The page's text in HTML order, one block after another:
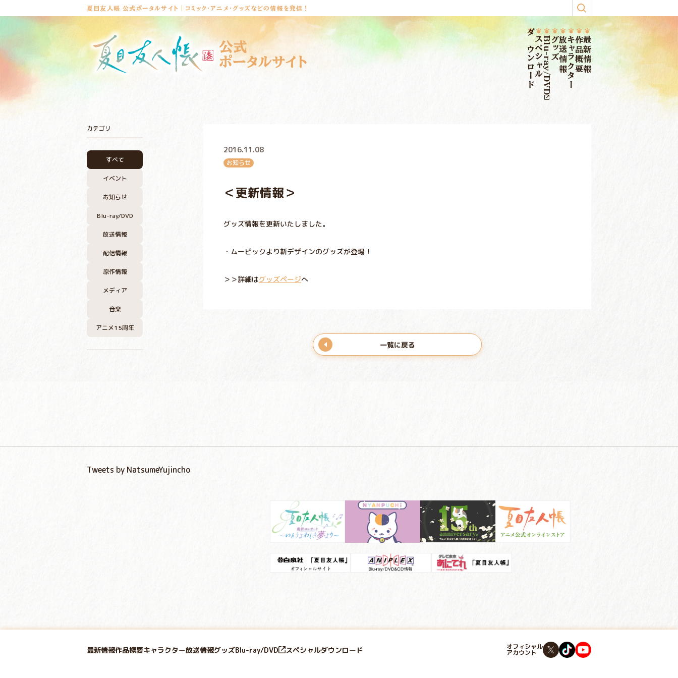
夏目友人帳 公式ポータルサイト｜コミック・アニメ・グッズなどの情報を発信！
公式
ポータルサイト
ダウンロードスペシャルBlu-ray/DVDグッズ放送情報キャラクター作品概要最新情報
カテゴリ
すべて
イベント
お知らせ
Blu-ray/DVD
放送情報
配信情報
原作情報
メディア
音楽
アニメ15周年
2016.11.08
お知らせ
＜更新情報＞
グッズ情報を更新いたしました。
・ムービックより新デザインのグッズが登場！
＞＞詳細はグッズページへ
一覧に戻る
Tweets by NatsumeYujincho
最新情報作品概要キャラクター放送情報グッズBlu-ray/DVD スペシャルダウンロード オフィシャル
アカウント